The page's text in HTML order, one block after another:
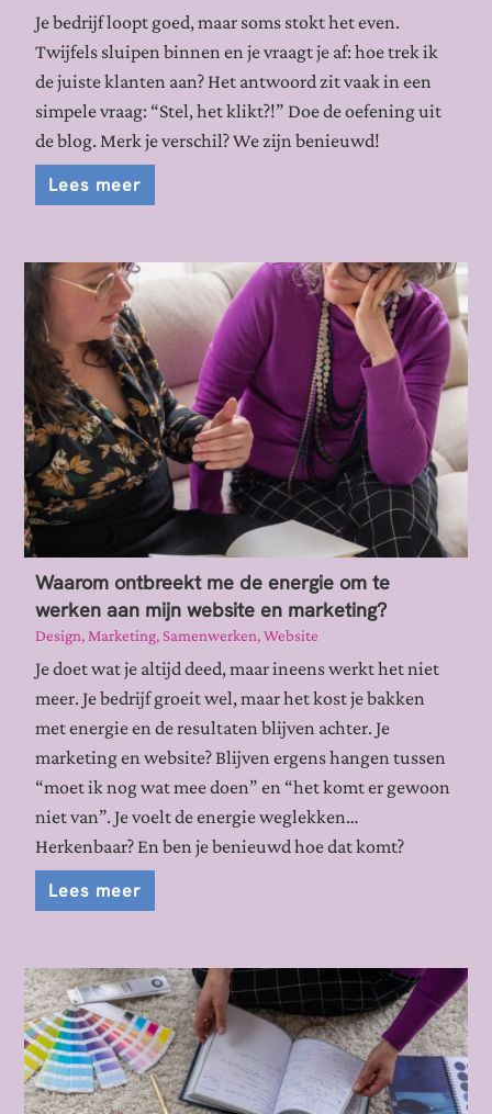
Je bedrijf loopt goed, maar soms stokt het even.
Twijfels sluipen binnen en je vraagt je af: hoe trek ik
de juiste klanten aan? Het antwoord zit vaak in een
simpele vraag: “Stel, het klikt?!” Doe de oefening uit
de blog. Merk je verschil? We zijn benieuwd!
Lees meer
Waarom ontbreekt me de energie om te
werken aan mijn website en marketing?
Design, Marketing,Samenwerken,Website
Je doet wat je altijd deed, maar ineens werkt het niet
meer. Je bedrijf groeit wel, maar het kost je bakken
met energie en de resultaten blijven achter. Je
marketing en website? Blijven ergens hangen tussen
“moet ik nog wat mee doen” en “het komt er gewoon
niet van”. Je voelt de energie weglekken…
Herkenbaar? En ben je benieuwd hoe dat komt?
Lees meer